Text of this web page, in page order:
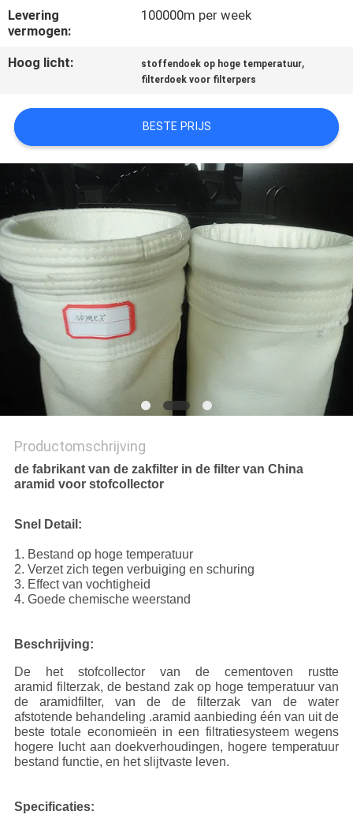
SITEMAP
POLICY
Levering
vermogen:
100000m per week
Hoog licht: stoffendoek op hoge temperatuur,
filterdoek voor filterpers
BESTE PRIJS
Productomschrijving
de fabrikant van de zakfilter in de filter van China
aramid voor stofcollector
Snel Detail:
1. Bestand op hoge temperatuur
2. Verzet zich tegen verbuiging en schuring
3. Effect van vochtigheid
4. Goede chemische weerstand
Beschrijving:
De het stofcollector van de cementoven rustte
aramid filterzak, de bestand zak op hoge temperatuur van
de aramidfilter, van de de filterzak van de water
afstotende behandeling .aramid aanbieding één van uit de
beste totale economieën in een filtratiesysteem wegens
hogere lucht aan doekverhoudingen, hogere temperatuur
bestand functie, en het slijtvaste leven.
Specificaties: